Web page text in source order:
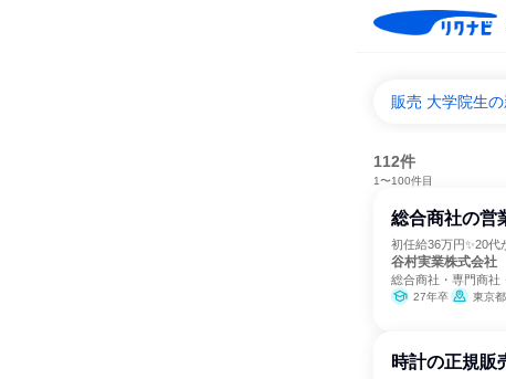
販売 大学院生
112件
1〜100件目
総合商社の営
初任給36万円✨20
谷村実業株式会社
総合商社・専門商社
27年卒 東京
時計の正規販